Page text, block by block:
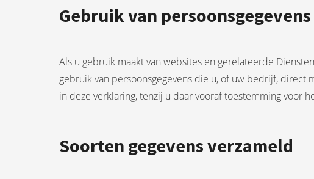
Gebruik van persoonsgegevens
Als u gebruik maakt van websites en gerelateerde
gebruik van persoonsgegevens die u, of uw bedrijf,
in deze verklaring, tenzij u daar vooraf toestemming voor
Soorten gegevens verzameld